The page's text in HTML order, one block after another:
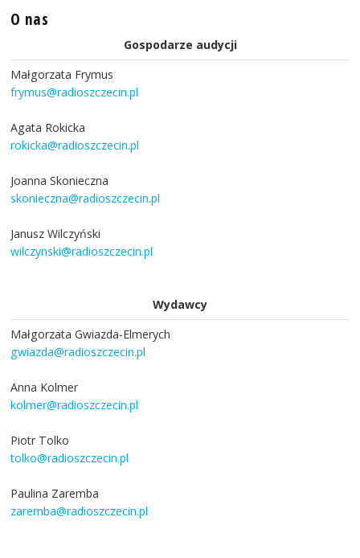
O nas
Gospodarze audycji
Małgorzata Frymus
frymus@radioszczecin.pl
Agata Rokicka
rokicka@radioszczecin.pl
Joanna Skonieczna
skonieczna@radioszczecin.pl
Janusz Wilczyński
wilczynski@radioszczecin.pl
Wydawcy
Małgorzata Gwiazda-Elmerych
gwiazda@radioszczecin.pl
Anna Kolmer
kolmer@radioszczecin.pl
Piotr Tolko
tolko@radioszczecin.pl
Paulina Zaremba
zaremba@radioszczecin.pl